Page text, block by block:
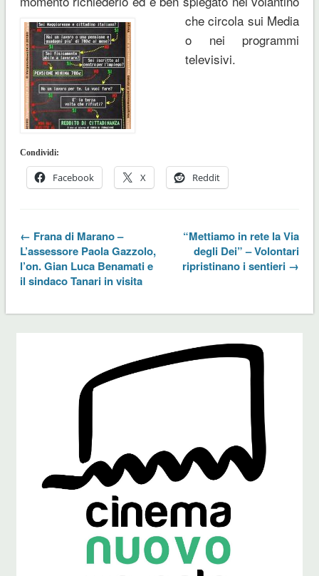
che circola sui Media
o nei programmi
televisivi.
Condividi:
Facebook X Reddit
← Frana di Marano –
L’assessore Paola Gazzolo,
l’on. Gian Luca Benamati e
il sindaco Tanari in visita
“Mettiamo in rete la Via
degli Dei” – Volontari
ripristinano i sentieri →